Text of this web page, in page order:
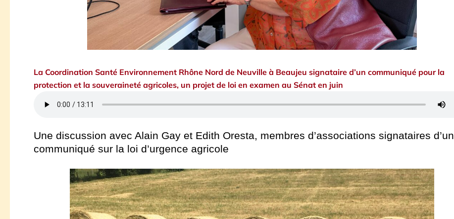
La Coordination Santé Environnement Rhône Nord de Neuville à Beaujeu signataire d’un communiqué pour la
protection et la souveraineté agricoles, un projet de loi en examen au Sénat en juin
Une discussion avec Alain Gay et Edith Oresta, membres d’associations signataires d’un
communiqué sur la loi d’urgence agricole